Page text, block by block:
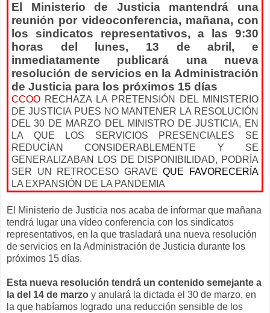
El Ministerio de Justicia mantendrá una
reunión por videoconferencia, mañana, con
los sindicatos representativos, a las 9:30
horas del lunes, 13 de abril, e
inmediatamente publicará una nueva
resolución de servicios en la Administración
de Justicia para los próximos 15 días
CCOO RECHAZA LA PRETENSIÓN DEL MINISTERIO
DE JUSTICIA PUES NO MANTENER LA RESOLUCIÓN
DEL 30 DE MARZO DEL MINISTRO DE JUSTICIA, EN
LA QUE LOS SERVICIOS PRESENCIALES SE
REDUCÍAN CONSIDERABLEMENTE Y SE
GENERALIZABAN LOS DE DISPONIBILIDAD, PODRÍA
SER UN RETROCESO GRAVEQUE FAVORECERÍA
LA EXPANSIÓN DE LA PANDEMIA
El Ministerio de Justicia nos acaba de informar que mañana
tendrá lugar una vídeo conferencia con los sindicatos
representativos, en la que trasladará una nueva resolución
de servicios en la Administración de Justicia durante los
próximos 15 días.
Esta nueva resolución tendrá un contenido semejante a
la del 14 de marzo y anulará la dictada el 30 de marzo, en
la que habíamos logrado una reducción sensible de los